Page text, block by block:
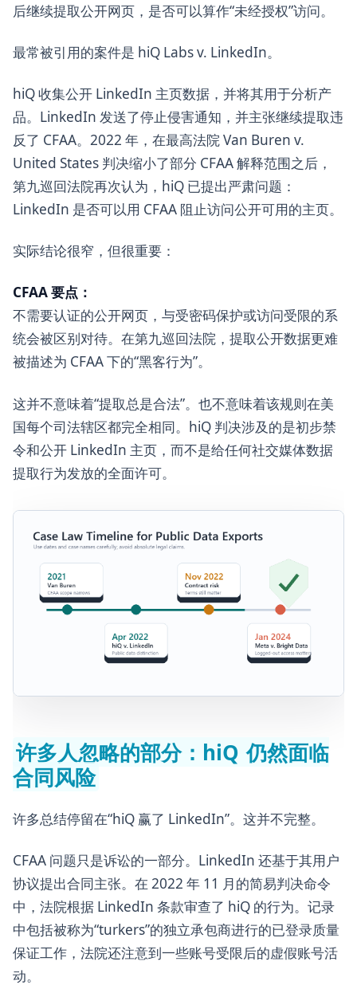
后继续提取公开网页，是否可以算作“未经授权”访问。
最常被引用的案件是 hiQ Labs v. LinkedIn。
hiQ 收集公开 LinkedIn 主页数据，并将其用于分析产
品。LinkedIn 发送了停止侵害通知，并主张继续提取违
反了 CFAA。2022 年，在最高法院 Van Buren v.
United States 判决缩小了部分 CFAA 解释范围之后，
第九巡回法院再次认为，hiQ 已提出严肃问题：
LinkedIn 是否可以用 CFAA 阻止访问公开可用的主页。
实际结论很窄，但很重要：
CFAA 要点：
不需要认证的公开网页，与受密码保护或访问受限的系
统会被区别对待。在第九巡回法院，提取公开数据更难
被描述为 CFAA 下的“黑客行为”。
这并不意味着“提取总是合法”。也不意味着该规则在美
国每个司法辖区都完全相同。hiQ 判决涉及的是初步禁
令和公开 LinkedIn 主页，而不是给任何社交媒体数据
提取行为发放的全面许可。
许多人忽略的部分：hiQ 仍然面临
合同风险
许多总结停留在“hiQ 赢了 LinkedIn”。这并不完整。
CFAA 问题只是诉讼的一部分。LinkedIn 还基于其用户
协议提出合同主张。在 2022 年 11 月的简易判决命令
中，法院根据 LinkedIn 条款审查了 hiQ 的行为。记录
中包括被称为“turkers”的独立承包商进行的已登录质量
保证工作，法院还注意到一些账号受限后的虚假账号活
动。